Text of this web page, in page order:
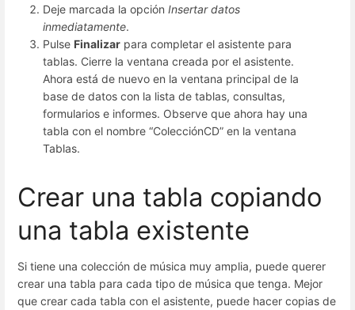
Deje marcada la opción Insertar datos
inmediatamente.
Pulse Finalizar para completar el asistente para
tablas. Cierre la ventana creada por el asistente.
Ahora está de nuevo en la ventana principal de la
base de datos con la lista de tablas, consultas,
formularios e informes. Observe que ahora hay una
tabla con el nombre “ColecciónCD” en la ventana
Tablas.
Crear una tabla copiando
una tabla existente
Si tiene una colección de música muy amplia, puede querer
crear una tabla para cada tipo de música que tenga. Mejor
que crear cada tabla con el asistente, puede hacer copias de